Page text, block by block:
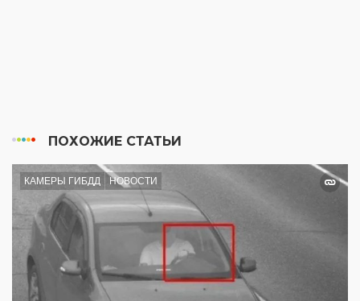
ПОХОЖИЕ СТАТЬИ
КАМЕРЫ ГИБДД НОВОСТИ